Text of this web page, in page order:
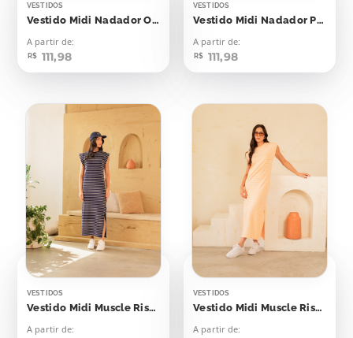
VESTIDOS
Vestido Midi Nadador Off Listras Pretas
A partir de:
R$ 111,98
VESTIDOS
Vestido Midi Nadador Preto Listras Off
A partir de:
R$ 111,98
VESTIDOS
Vestido Midi Muscle Risca de Giz Azul Marinho
A partir de:
VESTIDOS
Vestido Midi Muscle Risca de Giz Laranja Candy
A partir de: